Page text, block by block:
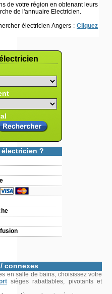
?
de votre région en obtenant leurs
de l'annuaire Electricien.
électricien Angers : Cliquez
connexes
en salle de bains, choisissez votre
sièges rabattables, pivotants et